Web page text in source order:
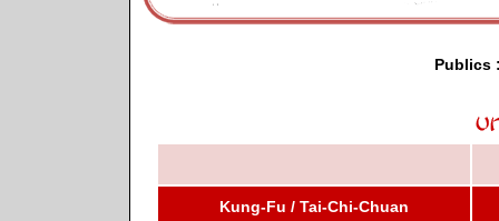
Publics
Kung-Fu / Tai-Chi-Chuan